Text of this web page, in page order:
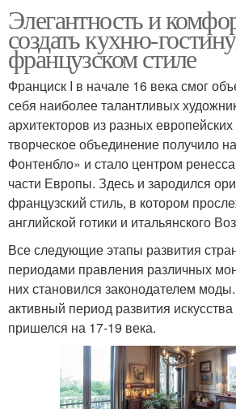
Элегантность и
создать кухню-
французском стиле
Франциск I в начале 16 века смог
себя наиболее талантливых
архитекторов из разных
творческое объединение получило
Фонтенбло» и стало центром
части Европы. Здесь и зародился
французский стиль, в котором
английской готики и итальянского
Все следующие этапы развития
периодами правления различных
них становился законодателем
активный период развития
пришелся на 17-19 века.